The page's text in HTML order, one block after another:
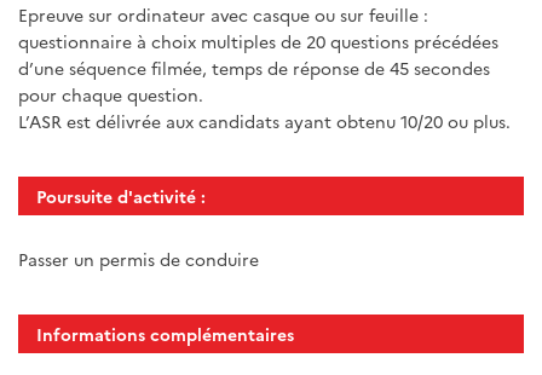
Epreuve sur ordinateur avec casque ou sur feuille :
questionnaire à choix multiples de 20 questions précédées
d’une séquence filmée, temps de réponse de 45 secondes
pour chaque question.
L’ASR est délivrée aux candidats ayant obtenu 10/20 ou plus.
Poursuite d'activité :
Passer un permis de conduire
Informations complémentaires